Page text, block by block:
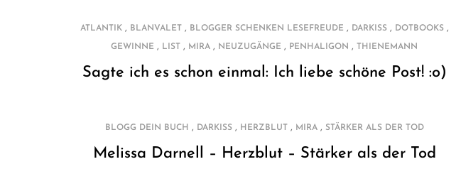
ATLANTIK, BLANVALET, BLOGGER SCHENKEN LESEFREUDE , DARKISS, DOTBOOKS,
GEWINNE , LIST , MIRA , NEUZUGÄNGE , PENHALIGON , THIENEMANN
Sagte ich es schon einmal: Ich liebe schöne Post! :o)
BLOGG DEIN BUCH , DARKISS, HERZBLUT, MIRA, STÄRKER ALS DER TOD
Melissa Darnell – Herzblut – Stärker als der Tod